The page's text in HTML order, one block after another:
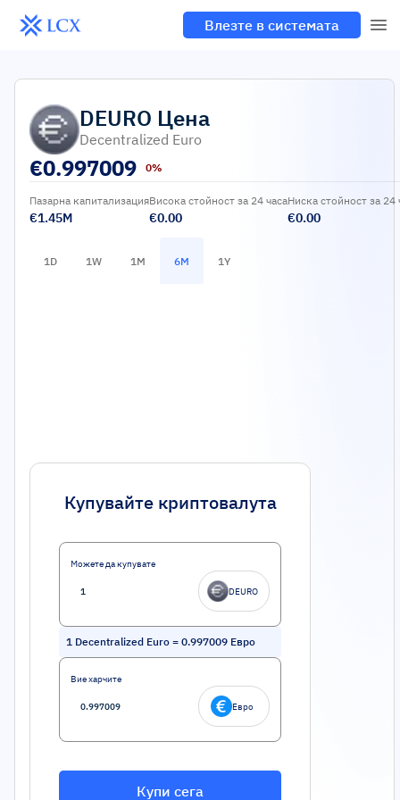
Влезте в системата
DEURO Цена
Decentralized Euro
€0.997009 0%
Пазарна капитализация
€1.45M
Висока стойност за 24 часа
€0.00
Ниска стойност за 24
€0.00
1D 1W 1M 6M 1Y
Купувайте криптовалута
Можете да купувате
DEURO
1 Decentralized Euro = 0.997009 Евро
Вие харчите
Евро
Купи сега